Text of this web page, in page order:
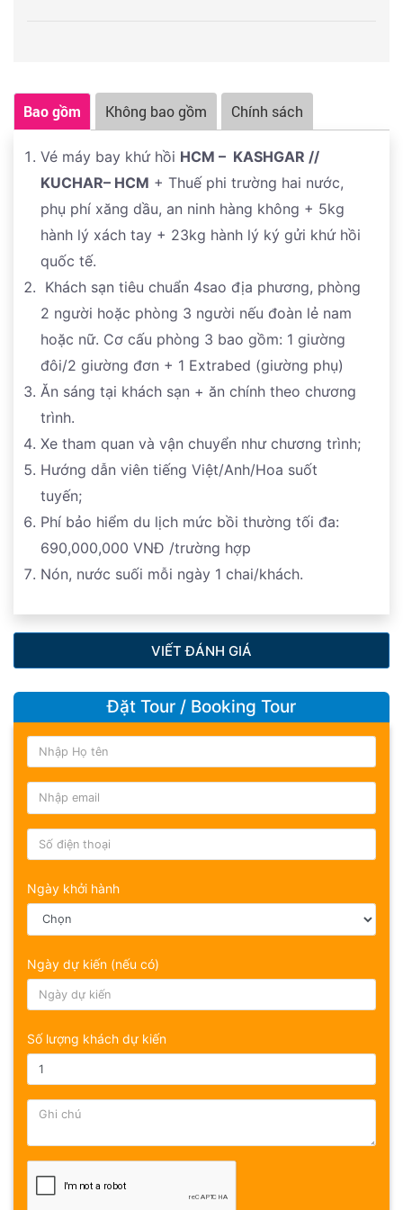
Bao gồm Không bao gồm Chính sách
Vé máy bay khứ hồi HCM – KASHGAR //
KUCHAR– HCM + Thuế phi trường hai nước,
phụ phí xăng dầu, an ninh hàng không + 5kg
hành lý xách tay + 23kg hành lý ký gửi khứ hồi
quốc tế.
Khách sạn tiêu chuẩn 4sao địa phương, phòng
2 người hoặc phòng 3 người nếu đoàn lẻ nam
hoặc nữ. Cơ cấu phòng 3 bao gồm: 1 giường
đôi/2 giường đơn + 1 Extrabed (giường phụ)
Ăn sáng tại khách sạn + ăn chính theo chương
trình.
Xe tham quan và vận chuyển như chương trình;
Hướng dẫn viên tiếng Việt/Anh/Hoa suốt
tuyến;
Phí bảo hiểm du lịch mức bồi thường tối đa:
690,000,000 VNĐ /trường hợp
Nón, nước suối mỗi ngày 1 chai/khách.
VIẾT ĐÁNH GIÁ
Đặt Tour / Booking Tour
Ngày khởi hành
Ngày dự kiến (nếu có)
Số lượng khách dự kiến